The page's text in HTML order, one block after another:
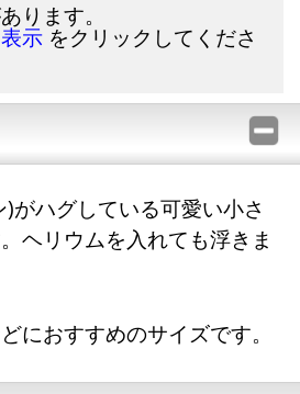
ります。
示 をクリックしてくださ
がハグしている可愛い小さ
ヘリウムを入れても浮きま
におすすめのサイズです。